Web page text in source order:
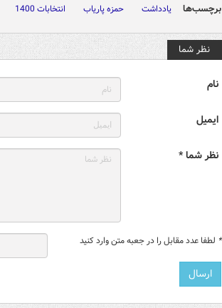
برچسب‌ها یادداشت حمزه پاریاب انتخابات 1400
نظر شما
نام
ایمیل
نظر شما *
* لطفا عدد مقابل را در جعبه متن وارد کنید